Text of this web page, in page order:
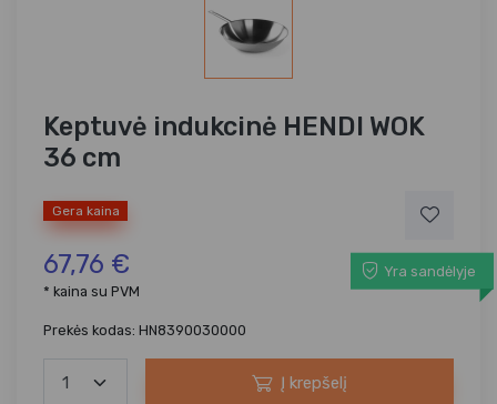
Keptuvė indukcinė HENDI WOK
36 cm
Gera kaina
67,76 €
Yra sandėlyje
* kaina su PVM
Prekės kodas: HN8390030000
Į krepšelį